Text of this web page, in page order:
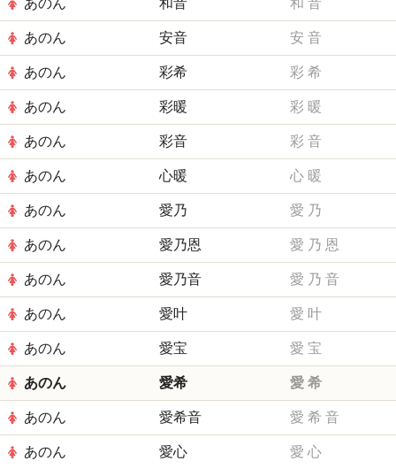
あのん 和音 和 音
あのん 安音 安 音
あのん 彩希 彩 希
あのん 彩暖 彩 暖
あのん 彩音 彩 音
あのん 心暖 心 暖
あのん 愛乃 愛 乃
あのん 愛乃恩 愛 乃 恩
あのん 愛乃音 愛 乃 音
あのん 愛叶 愛 叶
あのん 愛宝 愛 宝
あのん 愛希 愛 希
あのん 愛希音 愛 希 音
あのん 愛心 愛 心